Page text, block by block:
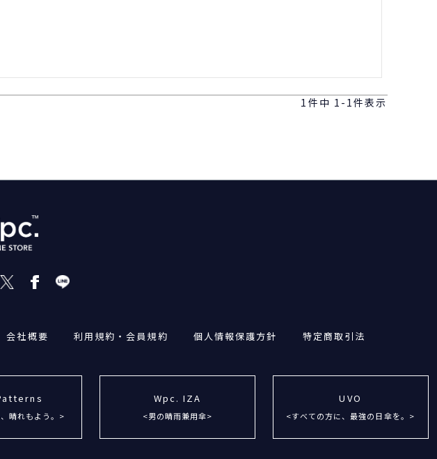
1 件中 1 - 1件表示
会社概要 利用規約・会員規約 個人情報保護方針 特定商取引法
晴れもよう。>
Wpc. IZA
<男の晴雨兼用傘>
UVO
<すべての方に、最強の日傘を。>